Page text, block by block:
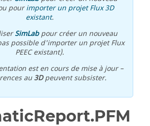
pourimporter un projet Flux 3D
existant.
SimLabpour créer un nouveau
possible d'importer un projet Flux
PEEC existant).
est en cours de mise à jour –
au3Dpeuvent subsister.